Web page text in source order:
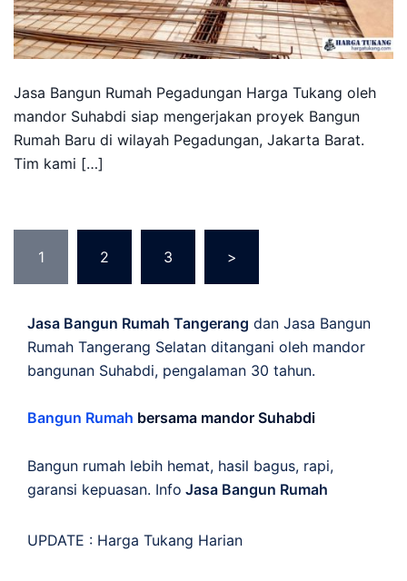
Jasa Bangun Rumah Pegadungan Harga Tukang oleh
mandor Suhabdi siap mengerjakan proyek Bangun
Rumah Baru di wilayah Pegadungan, Jakarta Barat.
Tim kami […]
pagination
1 2 3 >
Jasa Bangun Rumah Tangerang dan Jasa Bangun
Rumah Tangerang Selatan ditangani oleh mandor
bangunan Suhabdi, pengalaman 30 tahun.
Bangun Rumah bersama mandor Suhabdi
Bangun rumah lebih hemat, hasil bagus, rapi,
garansi kepuasan. Info Jasa Bangun Rumah
UPDATE : Harga Tukang Harian